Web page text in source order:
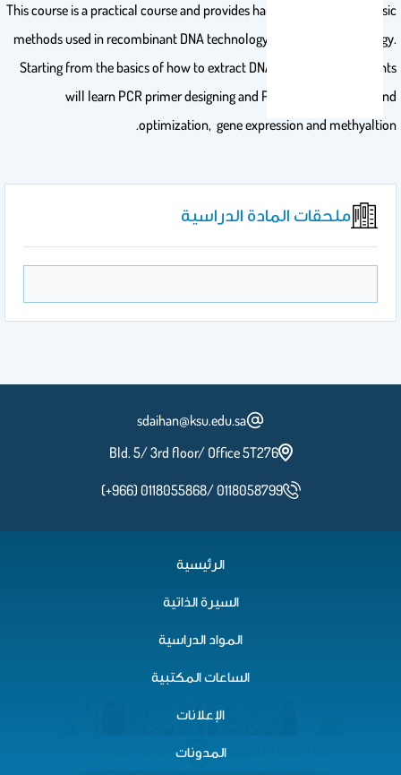
This course is a practical course and provides hands-on training on basic
methods used in recombinant DNA technology and molecular biology.
Starting from the basics of how to extract DNA and RNA, the students
will learn PCR primer designing and PCR standardization and
optimization, gene expression and methyaltion.
ملحقات المادة الدراسية
sdaihan@ksu.edu.sa
Bld. 5/ 3rd floor/ Office 5T276
(+966) 0118055868/ 0118058799
الرئيسية
السيرة الذاتية
المواد الدراسية
الساعات المكتبية
الإعلانات
المدونات